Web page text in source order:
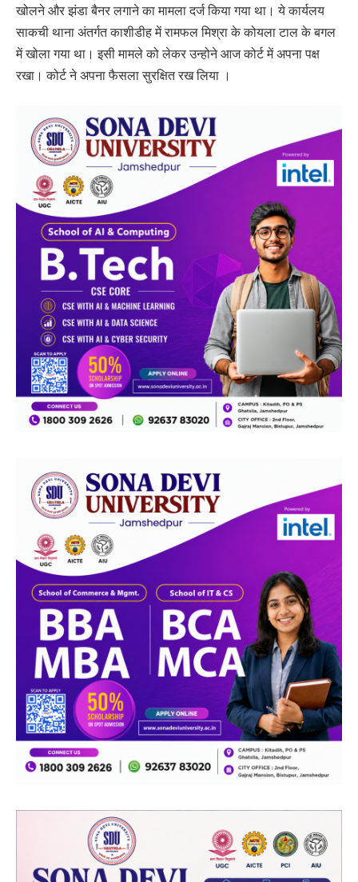
खोलने और झंडा बैनर लगाने का मामला दर्ज किया गया था। ये कार्यलय
साकची थाना अंतर्गत काशीडीह में रामफल मिश्रा के कोयला टाल के बगल
में खोला गया था। इसी मामले को लेकर उन्होने आज कोर्ट में अपना पक्ष
रखा। कोर्ट ने अपना फैसला सुरक्षित रख लिया ।